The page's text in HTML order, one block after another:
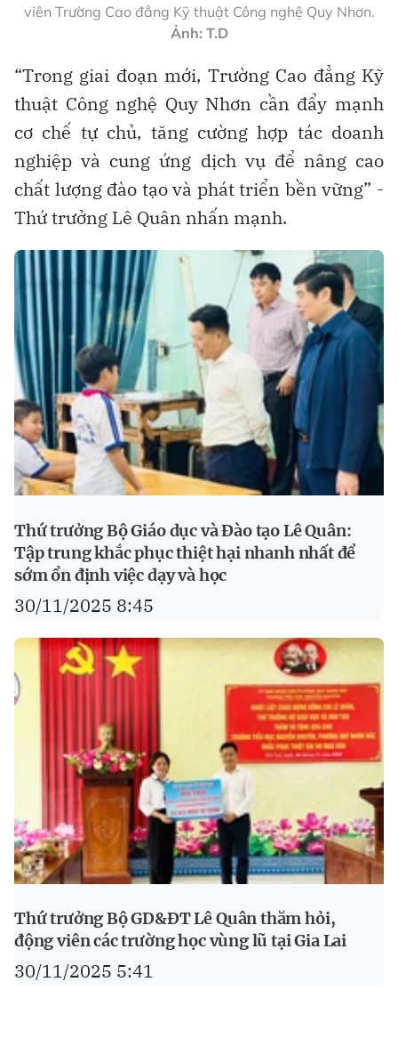
viên Trường Cao đẳng Kỹ thuật Công nghệ Quy Nhơn.
Ảnh: T.D
“Trong giai đoạn mới, Trường Cao đẳng Kỹ
thuật Công nghệ Quy Nhơn cần đẩy mạnh
cơ chế tự chủ, tăng cường hợp tác doanh
nghiệp và cung ứng dịch vụ để nâng cao
chất lượng đào tạo và phát triển bền vững” -
Thứ trưởng Lê Quân nhấn mạnh.
Thứ trưởng Bộ Giáo dục và Đào tạo Lê Quân:
Tập trung khắc phục thiệt hại nhanh nhất để
sớm ổn định việc dạy và học
30/11/2025 8:45
Thứ trưởng Bộ GD&ĐT Lê Quân thăm hỏi,
động viên các trường học vùng lũ tại Gia Lai
30/11/2025 5:41